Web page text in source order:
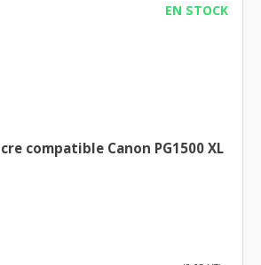
EN STOCK
compatible Canon PG1500 XL